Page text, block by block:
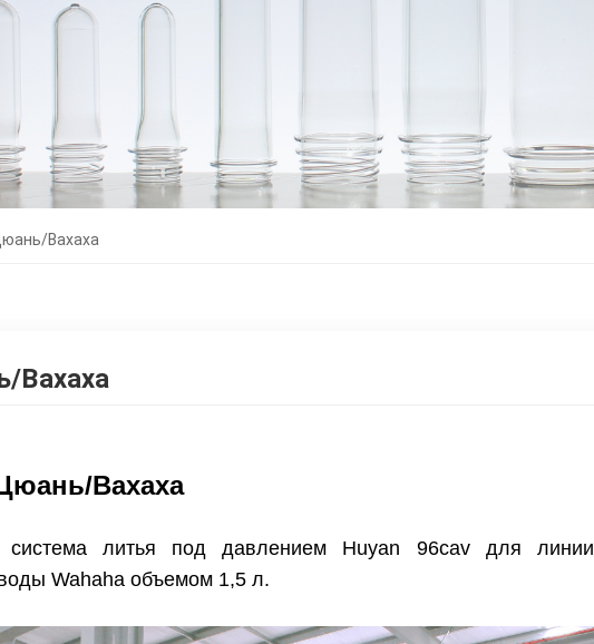
Вахаха
Вахаха
Вахаха
система литья под давлением Huyan 96cav для
Wahaha объемом 1,5 л.